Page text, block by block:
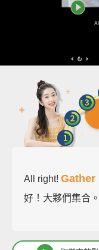
All right! Gather
好！大夥們集合。